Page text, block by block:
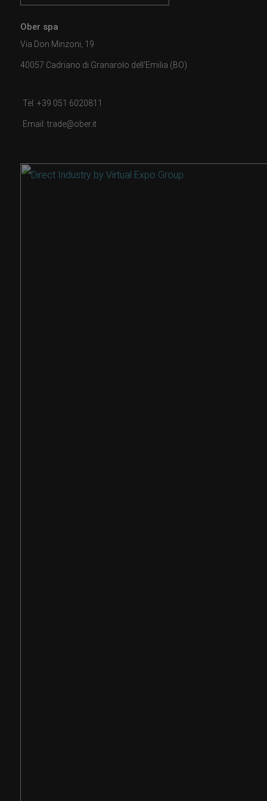
Ober spa
Via Don Minzoni, 19
40057 Cadriano di Granarolo dell'Emilia (BO)
Tel. +39 051 6020811
Email: trade@ober.it